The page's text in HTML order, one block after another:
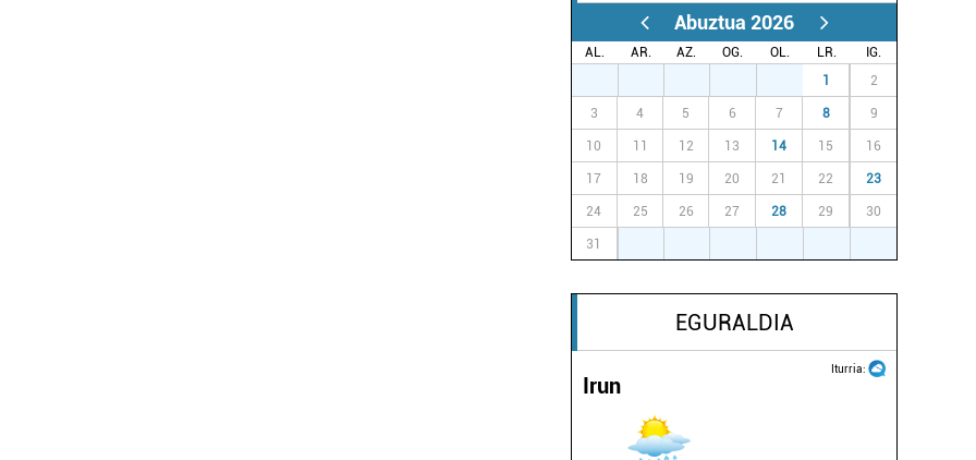
Abuztua 2026
AL. AR. AZ. OG. OL. LR.
IG.
1 2
3 4 5 6 7 8 9
10 11 12 13 14 15 16
17 18 19 20 21 22 23
24 25 26 27 28 29 30
31
EGURALDIA
Iturria:
Irun